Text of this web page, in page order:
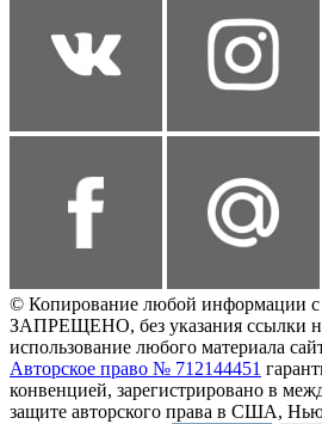
© Копирование любой информации
ЗАПРЕЩЕНО, без указания ссылки
использование любого материала
Авторское право № 712144451
конвенцией, зарегистрировано в
защите авторского права в США,